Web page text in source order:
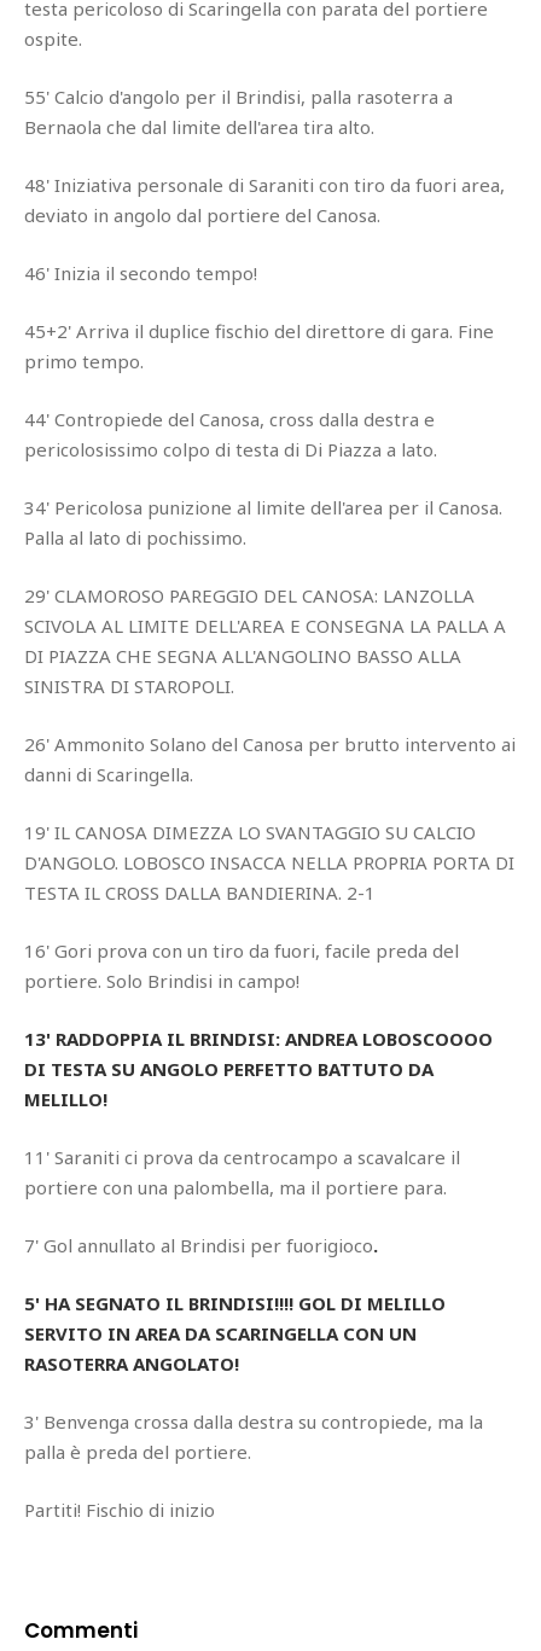
testa pericoloso di Scaringella con parata del portiere
ospite.
55' Calcio d'angolo per il Brindisi, palla rasoterra a
Bernaola che dal limite dell'area tira alto.
48' Iniziativa personale di Saraniti con tiro da fuori area,
deviato in angolo dal portiere del Canosa.
46' Inizia il secondo tempo!
45+2' Arriva il duplice fischio del direttore di gara. Fine
primo tempo.
44' Contropiede del Canosa, cross dalla destra e
pericolosissimo colpo di testa di Di Piazza a lato.
34' Pericolosa punizione al limite dell'area per il Canosa.
Palla al lato di pochissimo.
29' CLAMOROSO PAREGGIO DEL CANOSA: LANZOLLA
SCIVOLA AL LIMITE DELL'AREA E CONSEGNA LA PALLA A
DI PIAZZA CHE SEGNA ALL'ANGOLINO BASSO ALLA
SINISTRA DI STAROPOLI.
26' Ammonito Solano del Canosa per brutto intervento ai
danni di Scaringella.
19' IL CANOSA DIMEZZA LO SVANTAGGIO SU CALCIO
D'ANGOLO. LOBOSCO INSACCA NELLA PROPRIA PORTA DI
TESTA IL CROSS DALLA BANDIERINA. 2-1
16' Gori prova con un tiro da fuori, facile preda del
portiere. Solo Brindisi in campo!
13' RADDOPPIA IL BRINDISI: ANDREA LOBOSCOOOO
DI TESTA SU ANGOLO PERFETTO BATTUTO DA
MELILLO!
11' Saraniti ci prova da centrocampo a scavalcare il
portiere con una palombella, ma il portiere para.
7' Gol annullato al Brindisi per fuorigioco.
5' HA SEGNATO IL BRINDISI!!!! GOL DI MELILLO
SERVITO IN AREA DA SCARINGELLA CON UN
RASOTERRA ANGOLATO!
3' Benvenga crossa dalla destra su contropiede, ma la
palla è preda del portiere.
Partiti! Fischio di inizio
Commenti